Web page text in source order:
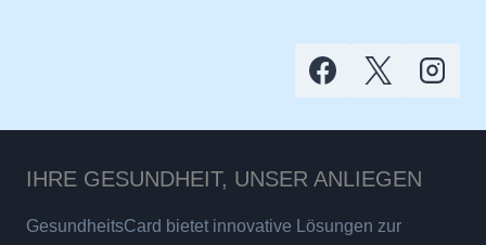
IHRE GESUNDHEIT, UNSER ANLIEGEN
GesundheitsCard bietet innovative Lösungen zur